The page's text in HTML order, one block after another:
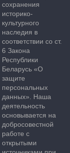
сохранения
историко-
культурного
наследия в
соответствии со ст.
6 Закона
Республики
Беларусь «О
защите
персональных
данных». Наша
деятельность
основывается на
добросовестной
работе с
открытыми